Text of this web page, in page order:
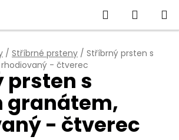
Hledat
KOŠÍK
/ Stříbrné prsteny / Stříbrný prsten s
- čtverec
prsten s
granátem,
- čtverec